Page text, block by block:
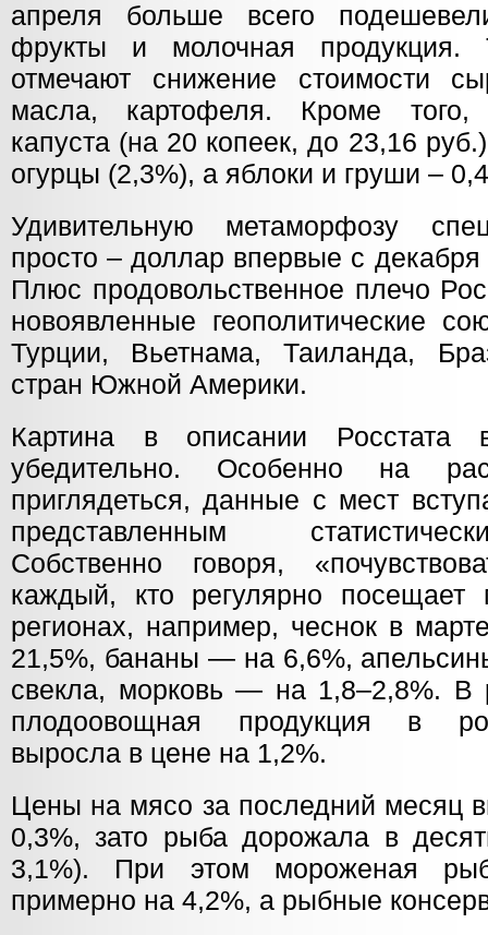
апреля больше всего
фрукты и молочная продукция.
отмечают снижение стоимости
масла, картофеля. Кроме того,
капуста (на 20 копеек, до 23,16
огурцы (2,3%), а яблоки и груши –
Удивительную метаморфозу
просто – доллар впервые с
Плюс продовольственное плечо
новоявленные геополитические
Турции, Вьетнама, Таиланда,
стран Южной Америки.
Картина в описании Росстата
убедительно. Особенно на
приглядеться, данные с мест
представленным
Собственно говоря,
каждый, кто регулярно посещает
регионах, например, чеснок в
21,5%, бананы — на 6,6%,
свекла, морковь — на 1,8–2,8%. В
плодоовощная продукция в
выросла в цене на 1,2%.
Цены на мясо за последний месяц
0,3%, зато рыба дорожала в
3,1%). При этом мороженая
примерно на 4,2%, а рыбные